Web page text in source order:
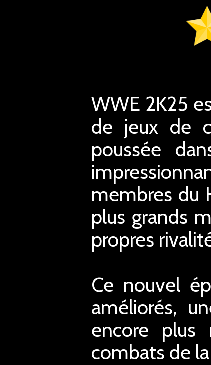
WWE 2K25
de jeux de
poussée
membres du
plus grands
propres
Ce nouvel
améliorés,
encore plus
combats de